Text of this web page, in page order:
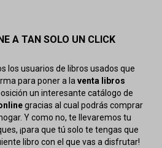
A TAN SOLO UN CLICK
los usuarios de libros usados que
para poner a laventa libros
un interesante catálogo de
gracias al cual podrás comprar
Y como no, te llevaremos tu
¡para que tú solo te tengas que
libro con el que vas a disfrutar!